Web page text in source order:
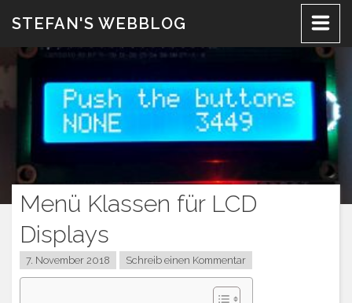
InhaltSTEFAN'S WEBBLOG
Menü Klassen für LCD
Displays
7. November 2018 Schreib einen Kommentar